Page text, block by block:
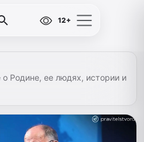
12+
о Родине, ее людях, истории и